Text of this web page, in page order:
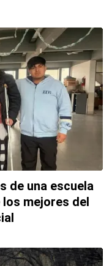
de una escuela
mejores del